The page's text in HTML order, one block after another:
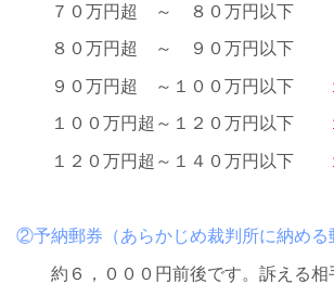
７０万円超 ～ ８０万円以
８０万円超 ～ ９０万円以
９０万円超 ～１００万円以下
１００万円超～１２０万円以下
１２０万円超～１４０万円以下
②予納郵券（あらかじめ裁判所に納める
約６，０００円前後です。訴える相